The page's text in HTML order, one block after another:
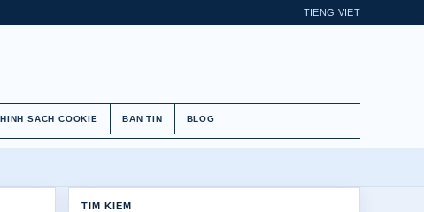
TIENG VIET
SACH COOKIE BAN TIN BLOG
TIM KIEM